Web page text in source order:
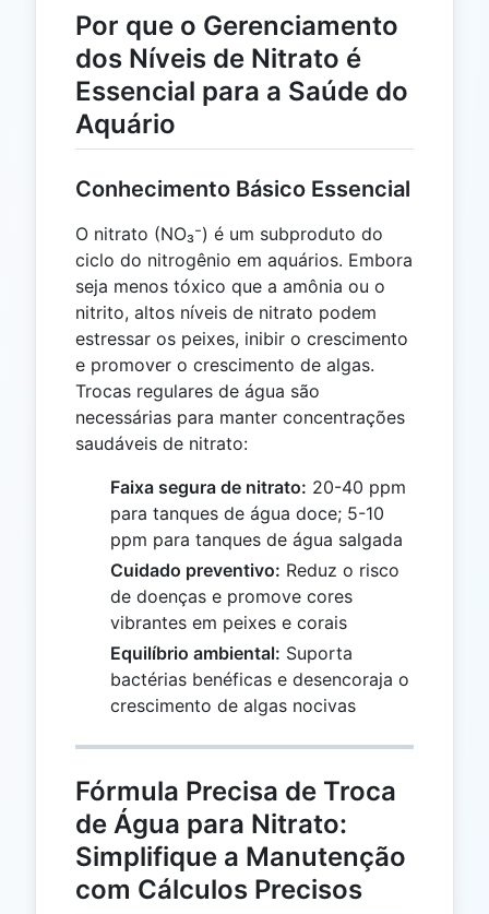
Por que o Gerenciamento
dos Níveis de Nitrato é
Essencial para a Saúde do
Aquário
Conhecimento Básico Essencial
O nitrato (NO₃⁻) é um subproduto do
ciclo do nitrogênio em aquários. Embora
seja menos tóxico que a amônia ou o
nitrito, altos níveis de nitrato podem
estressar os peixes, inibir o crescimento
e promover o crescimento de algas.
Trocas regulares de água são
necessárias para manter concentrações
saudáveis de nitrato:
Faixa segura de nitrato: 20-40 ppm
para tanques de água doce; 5-10
ppm para tanques de água salgada
Cuidado preventivo: Reduz o risco
de doenças e promove cores
vibrantes em peixes e corais
Equilíbrio ambiental: Suporta
bactérias benéficas e desencoraja o
crescimento de algas nocivas
Fórmula Precisa de Troca
de Água para Nitrato:
Simplifique a Manutenção
com Cálculos Precisos